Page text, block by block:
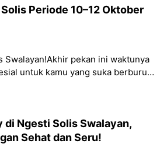
Periode 10–12 Oktober
pekan ini waktunya
untuk kamu yang suka berburu
Ngesti Solis Swalayan,
Sehat dan Seru!